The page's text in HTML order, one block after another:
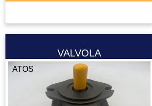
VALVOLA
ATOS